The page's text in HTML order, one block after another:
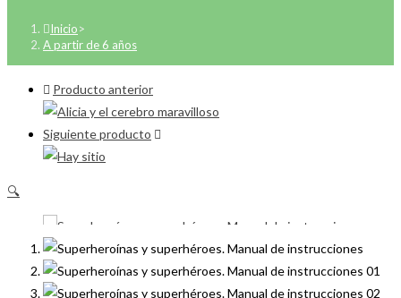
Inicio>
A partir de 6 años
Producto anterior
Siguiente producto
🔍